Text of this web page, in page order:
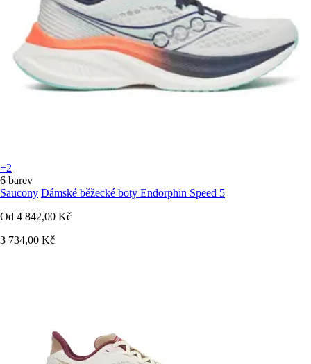
+2
6 barev
Saucony Dámské běžecké boty Endorphin Speed 5
Od 4 842,00 Kč
3 734,00 Kč